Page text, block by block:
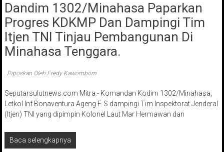
Dandim 1302/Minahasa Paparkan
Progres KDKMP Dan Dampingi Tim
Itjen TNI Tinjau Pembangunan Di
Minahasa Tenggara.
Diposkan Oleh:Fredy Kawombom
Seputarsulutnews.com Mitra.- Komandan Kodim 1302/Minahasa,
Letkol Inf Bonaventura Ageng F. S dampingi Tim Inspektorat Jenderal
(Itjen) TNI yang dipimpin Kolonel Laut Mar Hermawan dan
Baca selengkapnya